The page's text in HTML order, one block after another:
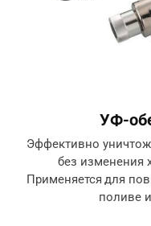
УФ-
Эффективно
без изменения
Применяется для
поливе